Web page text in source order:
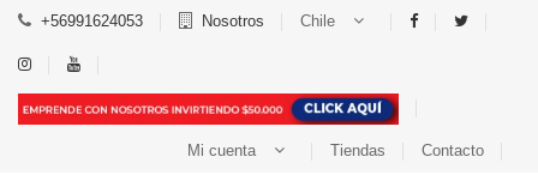
+56991624053 Nosotros Chile
Mi cuenta Tiendas Contacto